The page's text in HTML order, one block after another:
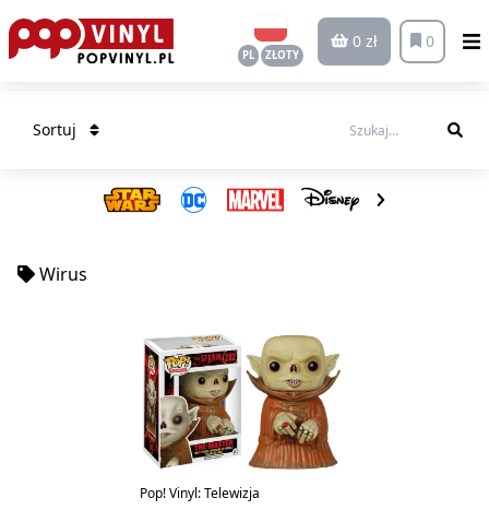
PL ZŁOTY
0 zł 0
Sortuj
Wirus
Pop! Vinyl: Telewizja